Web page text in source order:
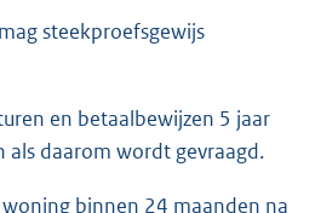
steekproefsgewijs
en betaalbewijzen 5 jaar
als daarom wordt gevraagd.
binnen 24 maanden na